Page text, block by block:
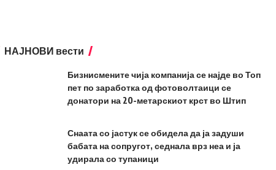
НАЈНОВИ вести
Бизнисмените чија компанија се најде во Топ
пет по заработка од фотоволтаици се
донатори на 20-метарскиот крст во Штип
Снаата со јастук се обидела да ја задуши
бабата на сопругот, седнала врз неа и ја
удирала со тупаници